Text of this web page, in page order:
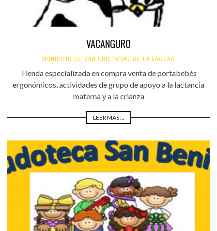
VACANGURO
MUNICIPIO DE SAN CRISTÓBAL DE LA LAGUNA
Tienda especializada en compra venta de portabebés
ergonómicos, actividades de grupo de apoyo a la lactancia
materna y a la crianza
LEER MÁS ...